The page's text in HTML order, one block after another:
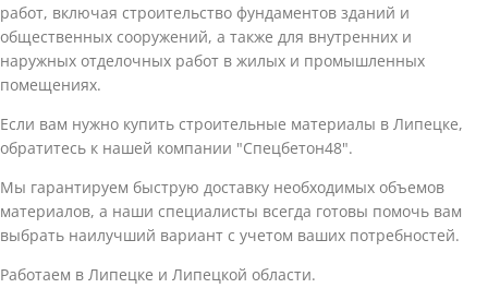
работ, включая строительство фундаментов зданий и
общественных сооружений, а также для внутренних и
наружных отделочных работ в жилых и промышленных
помещениях.
Если вам нужно купить строительные материалы в Липецке,
обратитесь к нашей компании "Спецбетон48".
Мы гарантируем быструю доставку необходимых объемов
материалов, а наши специалисты всегда готовы помочь вам
выбрать наилучший вариант с учетом ваших потребностей.
Работаем в Липецке и Липецкой области.